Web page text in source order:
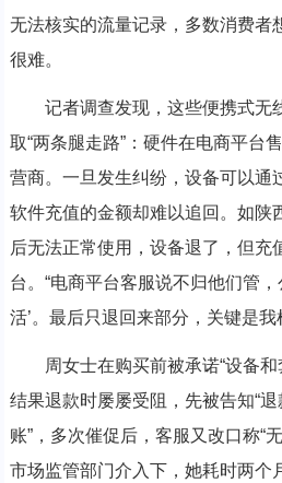
无法核实的流量记录，多数消费者
很难。
记者调查发现，这些便携式无
取“两条腿走路”：硬件在电商平台
营商。一旦发生纠纷，设备可以通
软件充值的金额却难以追回。如陕
后无法正常使用，设备退了，但充
台。“电商平台客服说不归他们管
活’。最后只退回来部分，关键是我
周女士在购买前被承诺“设备和
结果退款时屡屡受阻，先被告知“
账”，多次催促后，客服又改口称“
市场监管部门介入下，她耗时两个